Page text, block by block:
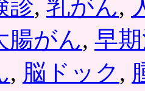
診, 乳がん,
腸がん, 早
, 脳ドック ,